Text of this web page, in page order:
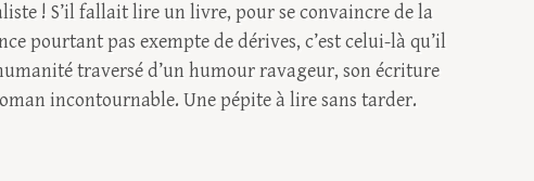
! S’il fallait lire un livre, pour se convaincre de la
pourtant pas exempte de dérives, c’est celui-là qu’il
traversé d’un humour ravageur, son écriture
incontournable. Une pépite à lire sans tarder.